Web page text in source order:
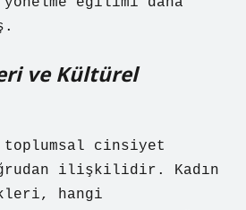
ve Kültürel
cinsiyet
ilişkilidir. Kadın
hangi